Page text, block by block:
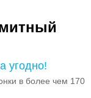
угодно!
в более чем 170